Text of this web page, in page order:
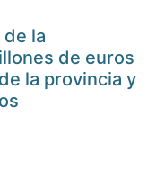
la
de euros
la provincia y